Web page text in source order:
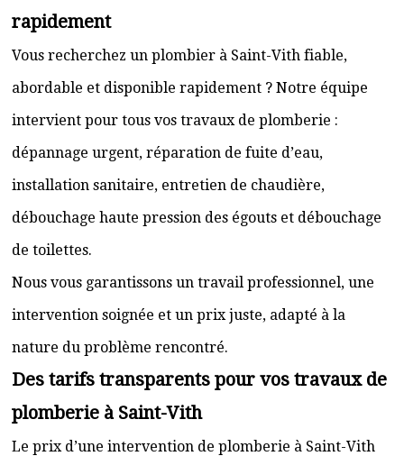
rapidement
Vous recherchez un plombier à Saint-Vith fiable,
abordable et disponible rapidement ? Notre équipe
intervient pour tous vos travaux de plomberie :
dépannage urgent, réparation de fuite d’eau,
installation sanitaire, entretien de chaudière,
débouchage haute pression des égouts et débouchage
de toilettes.
Nous vous garantissons un travail professionnel, une
intervention soignée et un prix juste, adapté à la
nature du problème rencontré.
Des tarifs transparents pour vos travaux de
plomberie à Saint-Vith
Le prix d’une intervention de plomberie à Saint-Vith